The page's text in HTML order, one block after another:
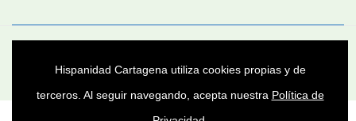
Todos los derechos reservados
Hispanidad Cartagena utiliza cookies propias y de
terceros. Al seguir navegando, acepta nuestra Política de